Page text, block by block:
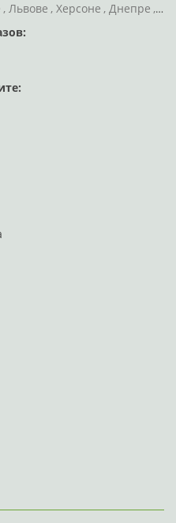
Львове Херсоне Днепре